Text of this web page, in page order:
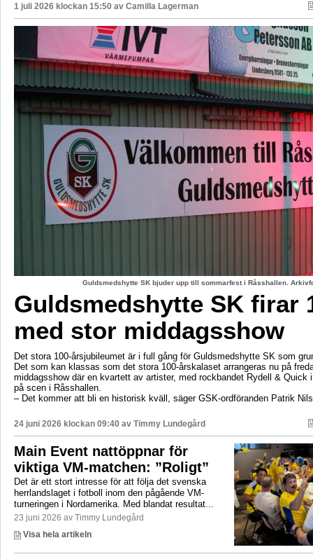
1 juli 2026 klockan 15:50 av Camilla Lagerman
Guldsmedshytte SK bjuder upp till sommarfest i Råsshallen.
Guldsmedshytte SK firar
med stor middagsshow
Det stora 100-årsjubileumet är i full gång för Guldsmedshytte SK som
Det som kan klassas som det stora 100-årskalaset arrangeras nu på
middagsshow där en kvartett av artister, med rockbandet Rydell & Quick
på scen i Råsshallen.
– Det kommer att bli en historisk kväll, säger GSK-ordföranden Patrik
24 juni 2026 klockan 09:40 av Timmy Lundegård
Main Event nattöppnar för
viktiga VM-matchen: ”Roligt”
Det är ett stort intresse för att följa det svenska
herrlandslaget i fotboll inom den pågående VM-
turneringen i Nordamerika. Med blandat resultat...
23 juni 2026 av Timmy Lundegård
Visa hela artikeln